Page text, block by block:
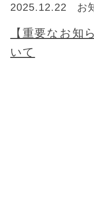
2025.12.22 お
【重要なお
いて